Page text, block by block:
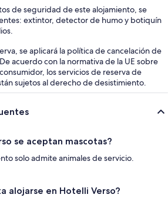
de seguridad de este alojamiento, se
extintor, detector de humo y botiquín
se aplicará la política de cancelación de
acuerdo con la normativa de la UE sobre
los servicios de reserva de
sujetos al derecho de desistimiento.
se aceptan mascotas?
solo admite animales de servicio.
alojarse en Hotelli Verso?